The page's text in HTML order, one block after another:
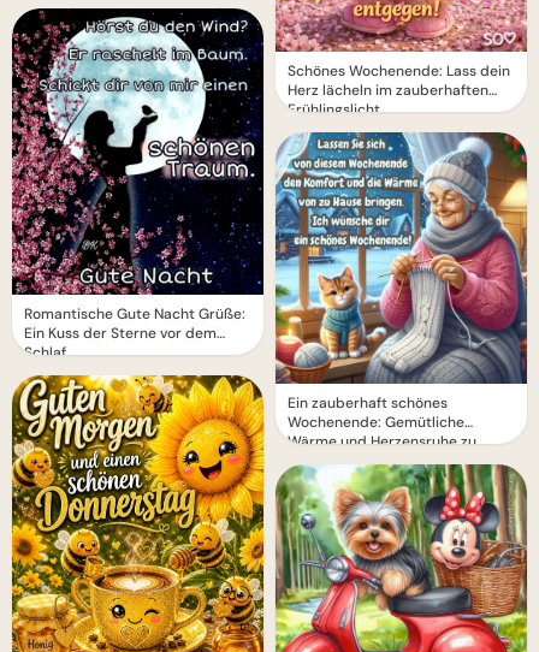
Romantische Gute Nacht Grüße:
Ein Kuss der Sterne vor dem
Schlaf
Schönes Wochenende: Lass dein
Herz lächeln im zauberhaften
Frühlingslicht
Ein zauberhaft schönes
Wochenende: Gemütliche
Wärme und Herzensruhe zu
Hause erleben.